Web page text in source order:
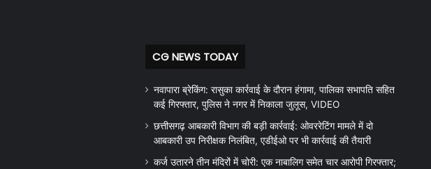
CG NEWS TODAY
नवापारा ब्रेकिंग: रासुका कार्रवाई के दौरान हंगामा, पालिका सभापति सहित
कई गिरफ्तार, पुलिस ने नगर में निकाला जुलूस, VIDEO
छत्तीसगढ़ आबकारी विभाग की बड़ी कार्रवाई: ओवररेटिंग मामले में दो
आबकारी उप निरीक्षक निलंबित, एडीईओ पर भी कार्रवाई की तैयारी
कर्ज उतारने तीन मंदिरों में चोरी: एक नाबालिग समेत चार आरोपी गिरफ्तार;